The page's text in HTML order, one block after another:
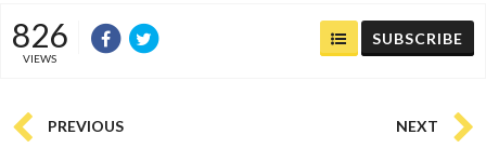
826
VIEWS
SUBSCRIBE
PREVIOUS NEXT